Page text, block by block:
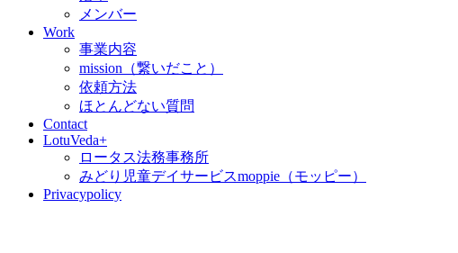
メンバー
Work
事業内容
mission（繋いだこと）
依頼方法
ほとんどない質問
Contact
LotuVeda+
ロータス法務事務所
みどり児童デイサービスmoppie（モッピー）
Privacypolicy